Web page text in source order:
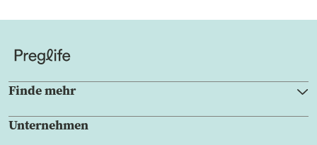
Finde mehr
Unternehmen